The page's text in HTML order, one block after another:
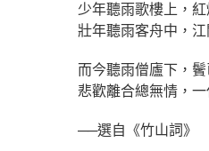
少年聽雨歌樓上，紅
壯年聽雨客舟中，
而今聽雨僧廬下，鬢
悲歡離合總無情，
──選自《竹山詞》